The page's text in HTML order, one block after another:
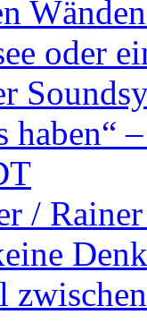
oder
haben“
/